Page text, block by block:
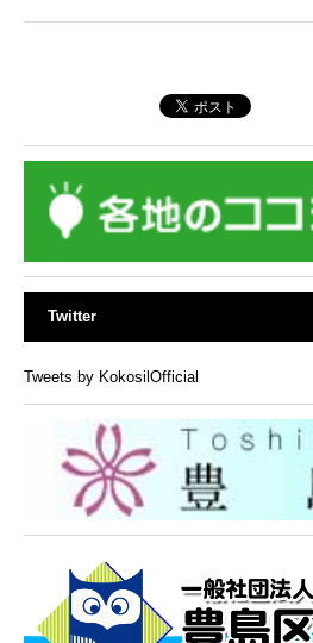
Twitter
Tweets by KokosilOfficial